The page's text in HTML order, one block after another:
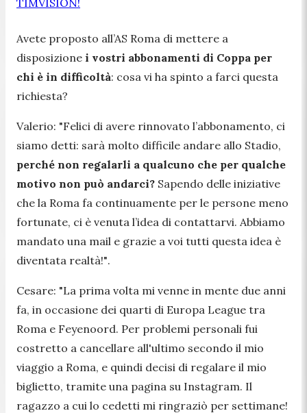
Avete proposto all’AS Roma di mettere a
disposizione i vostri abbonamenti di Coppa per
chi è in difficoltà: cosa vi ha spinto a farci questa
richiesta?
Valerio: "Felici di avere rinnovato l’abbonamento, ci
siamo detti: sarà molto difficile andare allo Stadio,
perché non regalarli a qualcuno che per qualche
motivo non può andarci? Sapendo delle iniziative
che la Roma fa continuamente per le persone meno
fortunate, ci è venuta l’idea di contattarvi. Abbiamo
mandato una mail e grazie a voi tutti questa idea è
diventata realtà!".
Cesare: "La prima volta mi venne in mente due anni
fa, in occasione dei quarti di Europa League tra
Roma e Feyenoord. Per problemi personali fui
costretto a cancellare all'ultimo secondo il mio
viaggio a Roma, e quindi decisi di regalare il mio
biglietto, tramite una pagina su Instagram. Il
ragazzo a cui lo cedetti mi ringraziò per settimane!